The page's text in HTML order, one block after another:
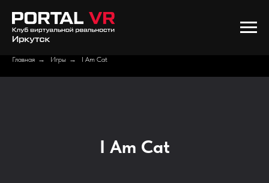
Главная → Игры → I Am Cat
I Am Cat